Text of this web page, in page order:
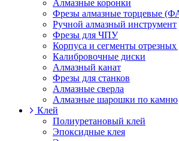
Алмазные коронки
Фрезы алмазные торцевые
Ручной алмазный инструмент
Фрезы для ЧПУ
Корпуса и сегменты отрезных
Калибровочные диски
Алмазный канат
Фрезы для станков
Алмазные сверла
Алмазные шарошки по камню
Клей
Полиуретановый клей
Эпоксидные клея